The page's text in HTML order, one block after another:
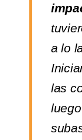
a lo
las